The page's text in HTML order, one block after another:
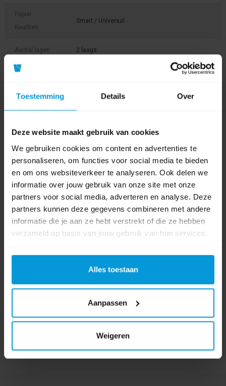
Toestemming Details Over
Deze website maakt gebruik van cookies
We gebruiken cookies om content en advertenties te
personaliseren, om functies voor social media te bieden
en om ons websiteverkeer te analyseren. Ook delen we
informatie over jouw gebruik van onze site met onze
partners voor social media, adverteren en analyse. Deze
partners kunnen deze gegevens combineren met andere
informatie die je aan ze hebt verstrekt of die ze hebben
verzameld op basis van jouw gebruik van hun services.
Alles toestaan
Aanpassen
Weigeren
Papier -
Kwaliteit
Smart / Universal
Aantal lagen 2 laags
Kleur
Soort
toiletpapier
Aantal vellen 42 x 400 vel
Aantal vellen
Product labels
toiletpapier (45), Traditioneel (15), 12325 (1)
0 beoordeling(en)